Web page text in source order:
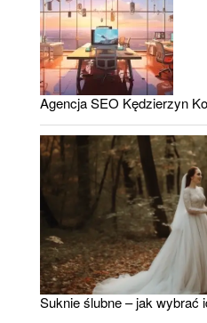
Agencja SEO Kędzierzyn
Suknie ślubne – jak wybrać